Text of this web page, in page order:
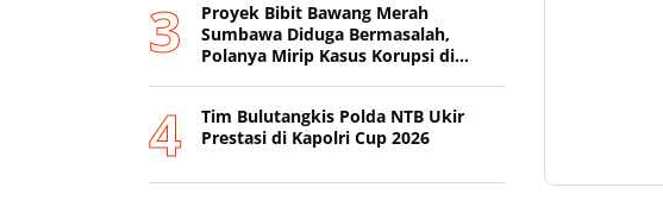
Proyek Bibit Bawang Merah
Sumbawa Diduga Bermasalah,
Polanya Mirip Kasus Korupsi di
Tim Bulutangkis Polda NTB Ukir
Prestasi di Kapolri Cup 2026